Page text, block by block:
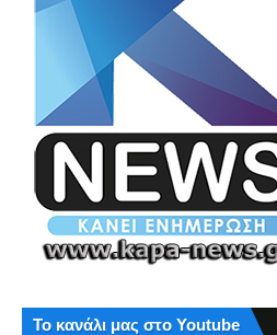
Το κανάλι μας στο Youtube